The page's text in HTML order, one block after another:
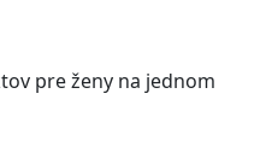
pre ženy na jednom